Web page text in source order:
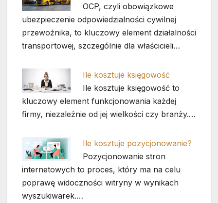
OCP, czyli obowiązkowe
ubezpieczenie odpowiedzialności cywilnej
przewoźnika, to kluczowy element działalności
transportowej, szczególnie dla właścicieli…
Ile kosztuje księgowość
Ile kosztuje księgowość to
kluczowy element funkcjonowania każdej
firmy, niezależnie od jej wielkości czy branży.…
Ile kosztuje pozycjonowanie?
Pozycjonowanie stron
internetowych to proces, który ma na celu
poprawę widoczności witryny w wynikach
wyszukiwarek.…